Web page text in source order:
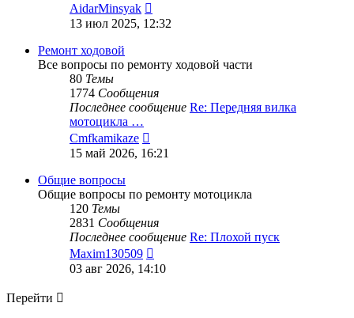
AidarMinsyak
к
13 июл 2025, 12:32
Ремонт ходовой
Все вопросы по ремонту ходовой части
80 Темы
1774 Сообщения
Последнее сообщение Re: Передняя вилка
мотоцикла …
Cmfkamikaze
к
15 май 2026, 16:21
Общие вопросы
Общие вопросы по ремонту мотоцикла
120 Темы
2831 Сообщения
Последнее сообщение Re: Плохой пуск
Maxim130509
к
03 авг 2026, 14:10
Перейти